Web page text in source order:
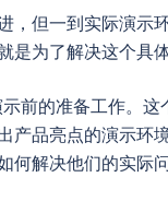
但一到实际演
为了解决这个具
前的准备工作。
品亮点的演示
解决他们的实际问